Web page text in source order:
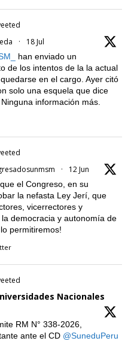
· 18 Jul
han enviado un
de los intentos de la la actual
en el cargo. Ayer citó
solo una esquela que dice
información más.
· 12 Jun
el Congreso, en su
la nefasta Ley Jerí, que
vicerrectores y
democracia y autonomía de
permitiremos!
Nacionales
RM N° 338-2026,
ante el CD @SuneduPeru